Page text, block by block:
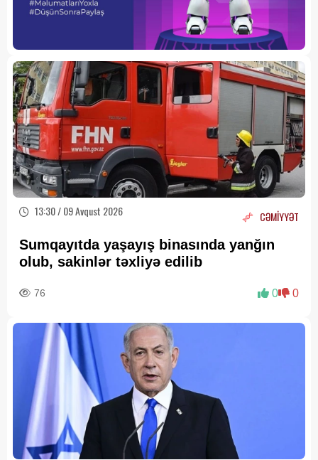
13:30 / 09 Avqust 2026 CƏMİYYƏT
Sumqayıtda yaşayış binasında yanğın
olub, sakinlər təxliyə edilib
76 0 0